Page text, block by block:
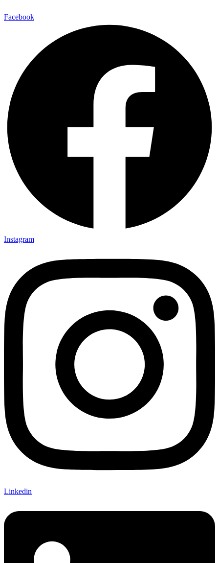
Facebook
Instagram
Linkedin